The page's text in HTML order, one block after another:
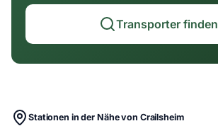
Transporter finden
Stationen in der Nähe von Crailsheim